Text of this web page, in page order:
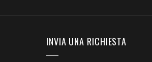
INVIA UNA RICHIESTA